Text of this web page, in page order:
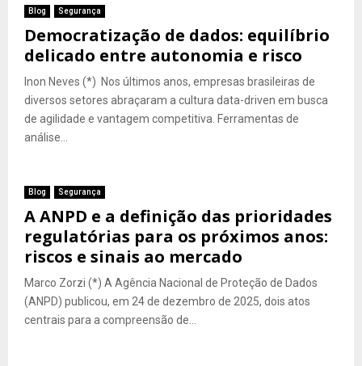
Blog Segurança
Democratização de dados: equilíbrio
delicado entre autonomia e risco
Inon Neves (*) Nos últimos anos, empresas brasileiras de
diversos setores abraçaram a cultura data-driven em busca
de agilidade e vantagem competitiva. Ferramentas de
análise...
Blog Segurança
A ANPD e a definição das prioridades
regulatórias para os próximos anos:
riscos e sinais ao mercado
Marco Zorzi (*) A Agência Nacional de Proteção de Dados
(ANPD) publicou, em 24 de dezembro de 2025, dois atos
centrais para a compreensão de...